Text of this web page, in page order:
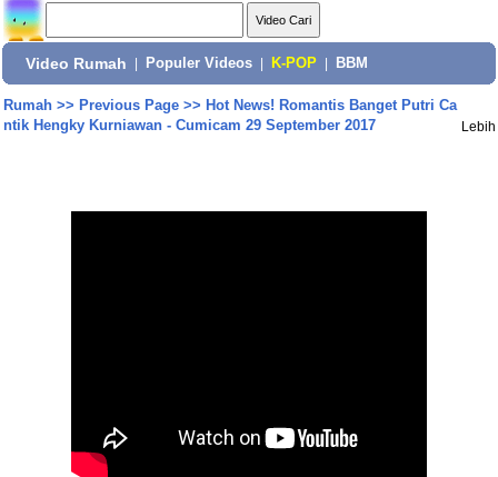
Video Rumah Populer Videos K-POP BBM
Rumah>> Previous Page>> Hot News! Romantis Banget Putri Ca
ntik Hengky Kurniawan - Cumicam 29 September 2017
Lebih